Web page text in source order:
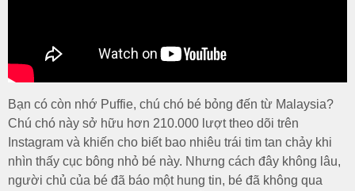
Bạn có còn nhớ Puffie, chú chó bé bỏng đến từ Malaysia?
Chú chó này sở hữu hơn 210.000 lượt theo dõi trên
Instagram và khiến cho biết bao nhiêu trái tim tan chảy khi
nhìn thấy cục bông nhỏ bé này. Nhưng cách đây không lâu,
người chủ của bé đã báo một hung tin, bé đã không qua